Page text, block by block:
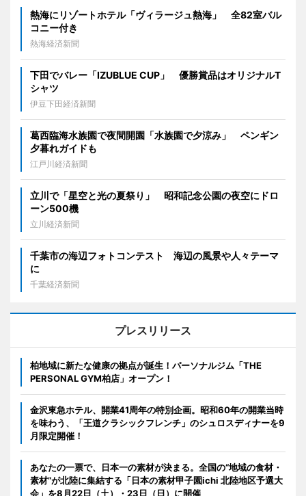
熱海にリゾートホテル「ヴィラージュ熱海」 全82室バル
コニー付き
熱海経済新聞
下田でバレー「IZUBLUE CUP」 優勝賞品はオリジナルT
シャツ
伊豆下田経済新聞
葛西臨海水族園で夜間開園「水族園で夕涼み」 ペンギン
夕暮れガイドも
江戸川経済新聞
立川で「星空と光の夏祭り」 昭和記念公園の夜空にドロ
ーン500機
立川経済新聞
千葉市の海辺フォトコンテスト 海辺の風景や人々テーマ
に
千葉経済新聞
プレスリリース
柏地域に新たな健康の拠点が誕生！パーソナルジム「THE
PERSONAL GYM柏店」オープン！
金沢東急ホテル、開業41周年の特別企画。昭和60年の開業当時
を味わう、「王道クラシックフレンチ」のシュロスディナーを9
月限定開催！
あなたの一票で、日本一の素材が決まる。全国の“地域の食材・
素材”が北陸に集結する「日本の素材甲子園ichi 北陸地区予選大
会」を8月22日（土）・23日（日）に開催